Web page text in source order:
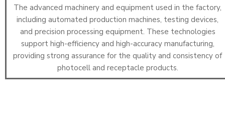
The advanced machinery and equipment used in the factory,
including automated production machines, testing devices,
and precision processing equipment. These technologies
support high-efficiency and high-accuracy manufacturing,
providing strong assurance for the quality and consistency of
photocell and receptacle products.